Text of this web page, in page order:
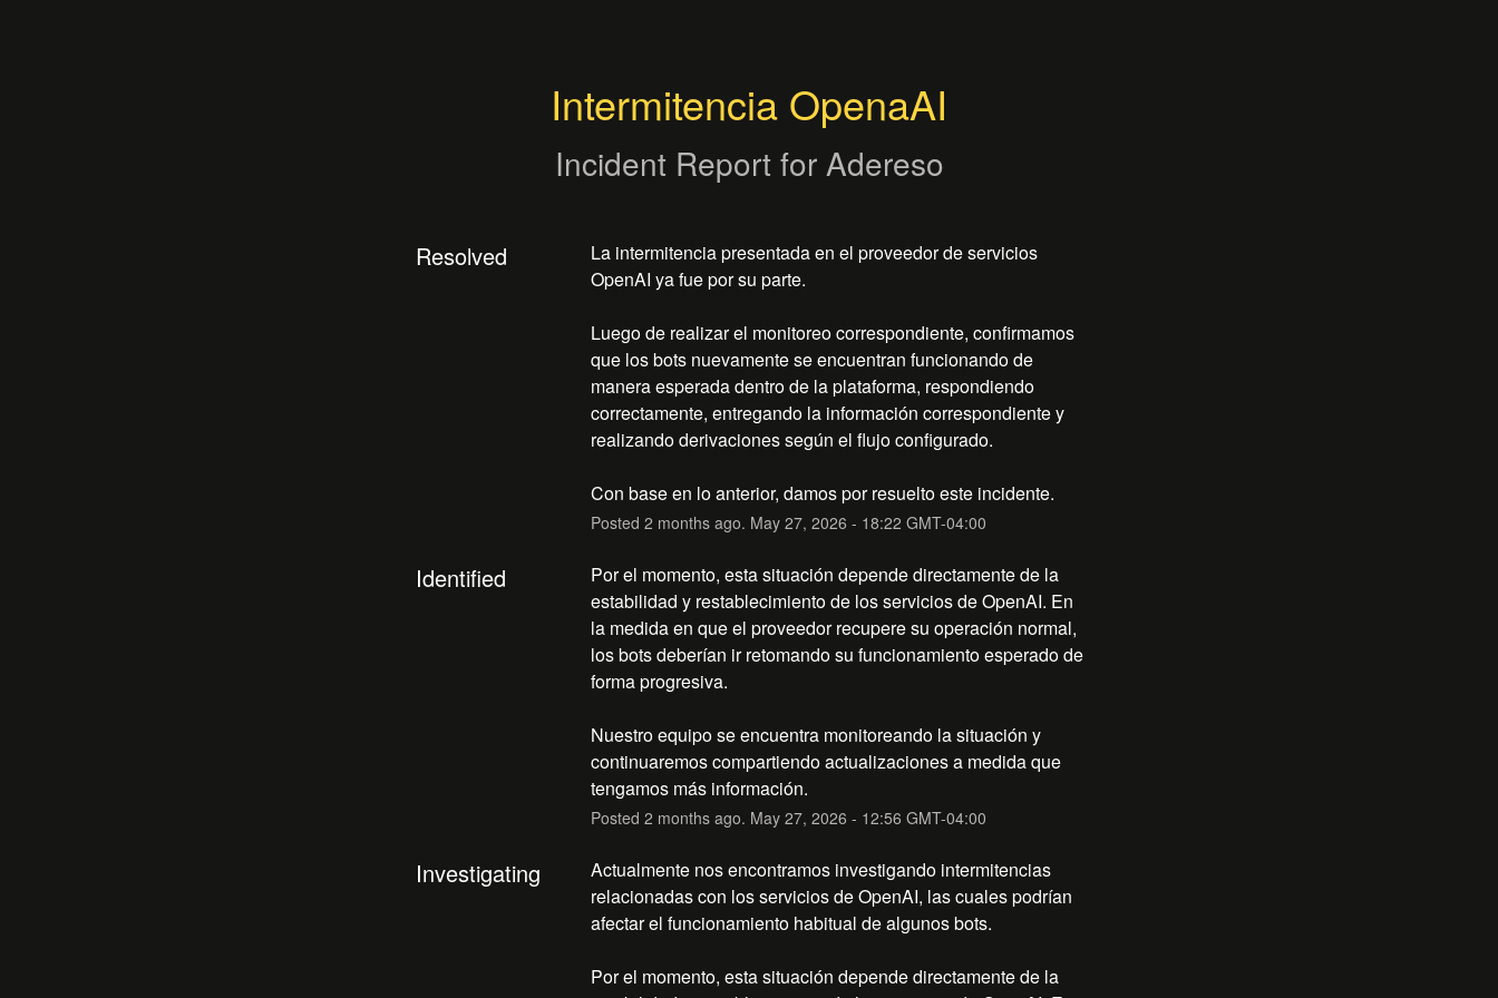
Intermitencia OpenaAI
Incident Report for Adereso
Resolved
La intermitencia presentada en el proveedor de servicios
OpenAI ya fue por su parte.
Luego de realizar el monitoreo correspondiente, confirmamos
que los bots nuevamente se encuentran funcionando de
manera esperada dentro de la plataforma, respondiendo
correctamente, entregando la información correspondiente y
realizando derivaciones según el flujo configurado.
Con base en lo anterior, damos por resuelto este incidente.
Posted 2 months ago. May 27, 2026 - 18:22 GMT-04:00
Identified
Por el momento, esta situación depende directamente de la
estabilidad y restablecimiento de los servicios de OpenAI. En
la medida en que el proveedor recupere su operación normal,
los bots deberían ir retomando su funcionamiento esperado de
forma progresiva.
Nuestro equipo se encuentra monitoreando la situación y
continuaremos compartiendo actualizaciones a medida que
tengamos más información.
Posted 2 months ago. May 27, 2026 - 12:56 GMT-04:00
Investigating
Actualmente nos encontramos investigando intermitencias
relacionadas con los servicios de OpenAI, las cuales podrían
afectar el funcionamiento habitual de algunos bots.
Por el momento, esta situación depende directamente de la